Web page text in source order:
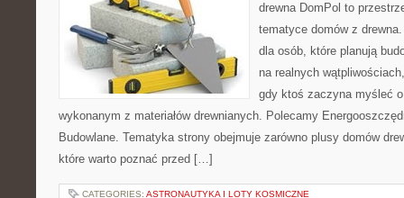
drewna DomPol to
tematyce domów z
dla osób, które planują
na realnych
gdy ktoś zaczyna myśleć o
wykonanym z materiałów drewnianych. Polecamy
Budowlane. Tematyka strony obejmuje zarówno plusy domów
które warto poznać przed […]
CATEGORIES: ASTRONAUTYKA I LOTY KOSMICZNE